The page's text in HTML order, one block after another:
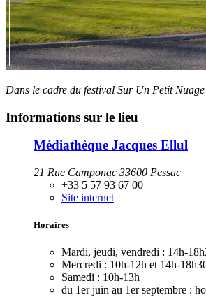
Dans le cadre du festival Sur Un Petit Nuage
Informations sur le lieu
Médiathèque Jacques Ellul
21 Rue Camponac 33600 Pessac
+33 5 57 93 67 00
Site internet
Horaires
Mardi, jeudi, vendredi : 14h-
Mercredi : 10h-12h et 14h-
Samedi : 10h-13h
du 1er juin au 1er septembre :